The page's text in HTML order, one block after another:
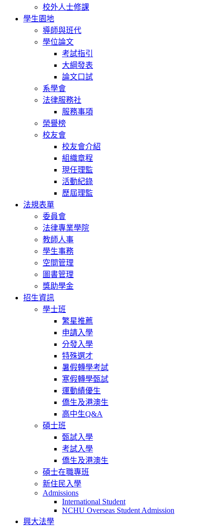
校外人士修課
學生園地
導師與班代
學位論文
考試指引
大綱發表
論文口試
系學會
法律服務社
服務事項
榮譽榜
校友會
校友會介紹
組織章程
現任理監
活動紀錄
歷屆理監
法規表單
委員會
法律專業學院
教師人事
學生事務
空間管理
圖書管理
獎助學金
招生資訊
學士班
繁星推薦
申請入學
分發入學
特殊選才
暑假轉學考試
寒假轉學甄試
運動績優生
僑生及港澳生
高中生Q&A
碩士班
甄試入學
考試入學
僑生及港澳生
碩士在職專班
新住民入學
Admissions
International Student
NCHU Overseas Student Admission
興大法學